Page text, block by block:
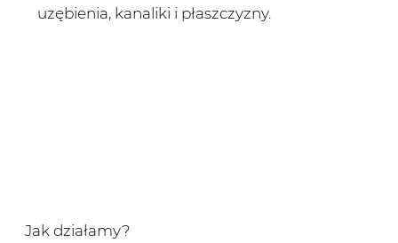
uzębienia, kanaliki i płaszczyzny.
Jak działamy?